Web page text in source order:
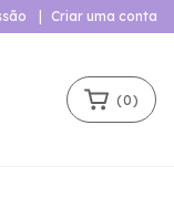
Criar uma conta
(0)